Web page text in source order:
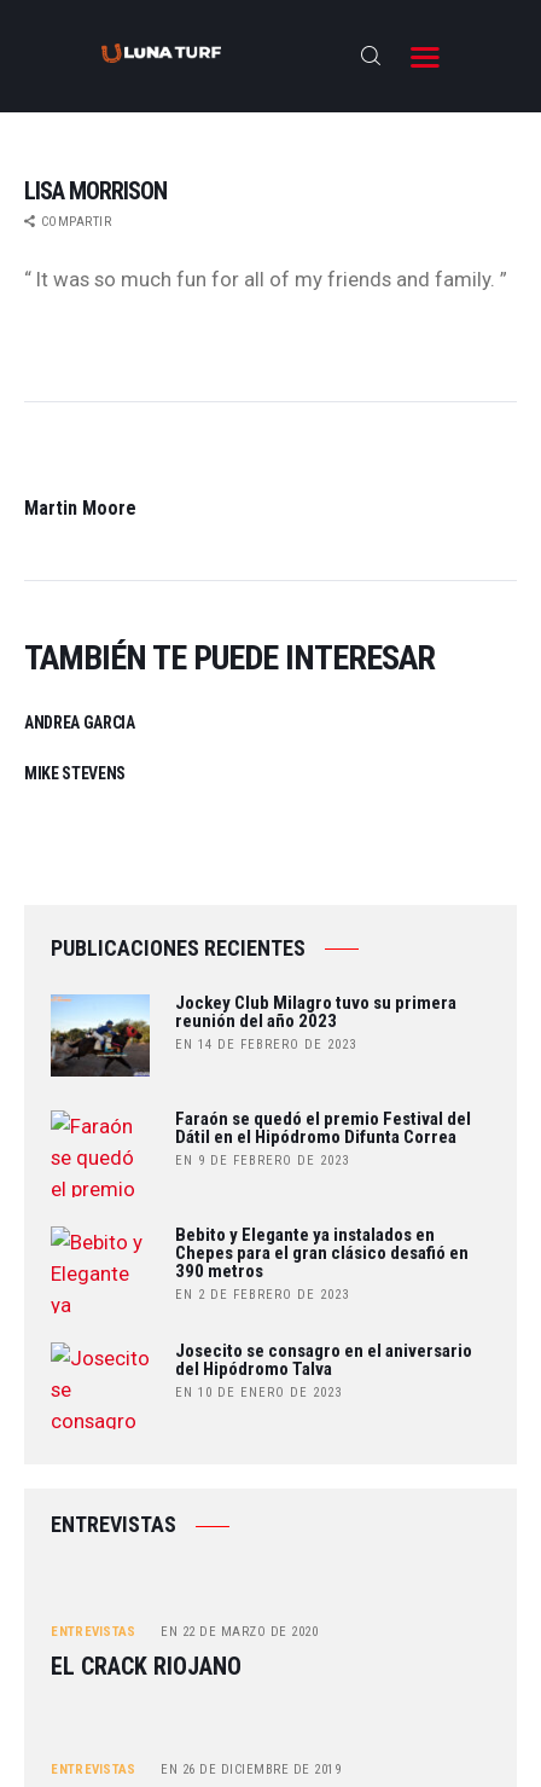
LISA MORRISON
COMPARTIR
“ It was so much fun for all of my friends and family. ”
POST:
Martin Moore
TAMBIÉN TE PUEDE INTERESAR
ANDREA GARCIA
MIKE STEVENS
PUBLICACIONES RECIENTES
Jockey Club Milagro tuvo su primera
reunión del año 2023
EN 14 DE FEBRERO DE 2023
Faraón se quedó el premio Festival del
Dátil en el Hipódromo Difunta Correa
EN 9 DE FEBRERO DE 2023
Bebito y Elegante ya instalados en
Chepes para el gran clásico desafió en
390 metros
EN 2 DE FEBRERO DE 2023
Josecito se consagro en el aniversario
del Hipódromo Talva
EN 10 DE ENERO DE 2023
ENTREVISTAS
ENTREVISTAS EN 22 DE MARZO DE 2020
EL CRACK RIOJANO
ENTREVISTAS EN 26 DE DICIEMBRE DE 2019